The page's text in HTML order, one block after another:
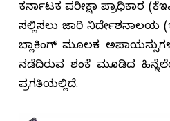
ಕರ್ನಾಟಕ ಪರೀಕ್ಷಾ ಪ್ರಾಧಿಕಾರ
ಸಲ್ಲಿಸಲು ಜಾರಿ ನಿರ್ದೇಶನಾಲಯ
ಬ್ಲಾಕಿಂಗ್ ಮೂಲಕ
ನಡೆದಿರುವ ಶಂಕೆ ಮೂಡಿದ
ಪ್ರಗತಿಯಲ್ಲಿದೆ.